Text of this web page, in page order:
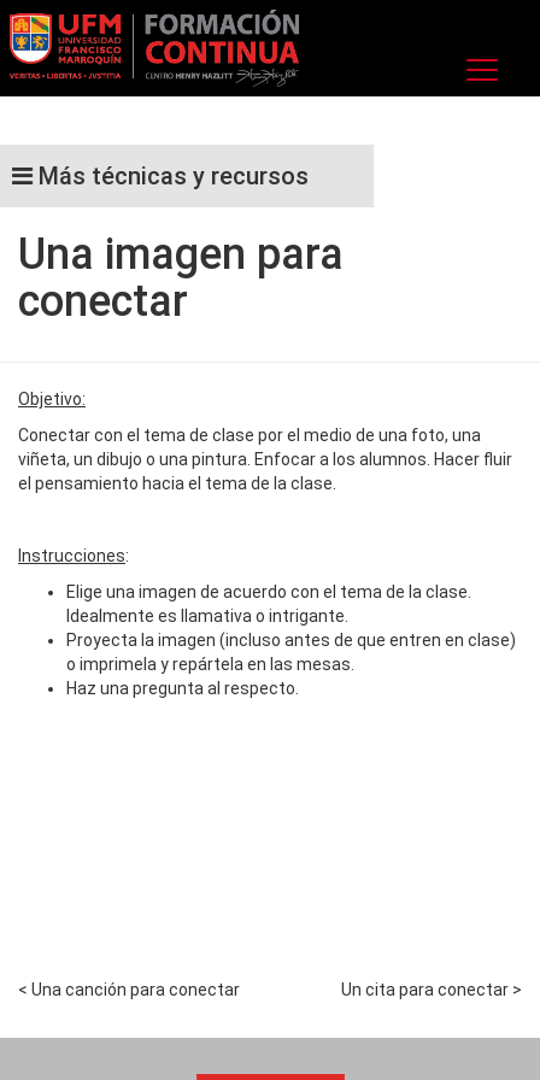
Más técnicas y recursos
Una imagen para
conectar
Objetivo:
Conectar con el tema de clase por el medio de una foto, una
viñeta, un dibujo o una pintura. Enfocar a los alumnos. Hacer fluir
el pensamiento hacia el tema de la clase.
Instrucciones:
Elige una imagen de acuerdo con el tema de la clase.
Idealmente es llamativa o intrigante.
Proyecta la imagen (incluso antes de que entren en clase)
o imprimela y repártela en las mesas.
Haz una pregunta al respecto.
< Una canción para conectar Un cita para conectar >